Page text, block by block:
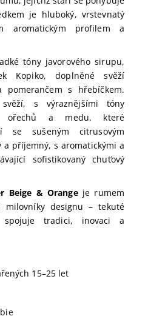
je hluboký, vrstevnatý
aromatickým profilem a
tóny javorového sirupu,
Kopiko, doplněné svěží
pomerančem s hřebíčkem.
s výraznějšími tóny
ořechů a medu, které
se sušeným citrusovým
příjemný, s aromatickými a
sofistikovaný chuťový
Beige & Orangeje rumem
designu – tekuté
tradici, inovaci a
15–25 let